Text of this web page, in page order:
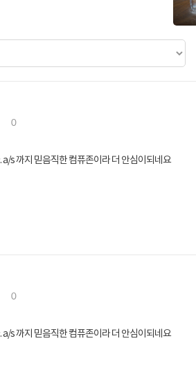
0
a/s 까지 믿음직한 컴퓨존이라 더 안심이되네요
0
a/s 까지 믿음직한 컴퓨존이라 더 안심이되네요